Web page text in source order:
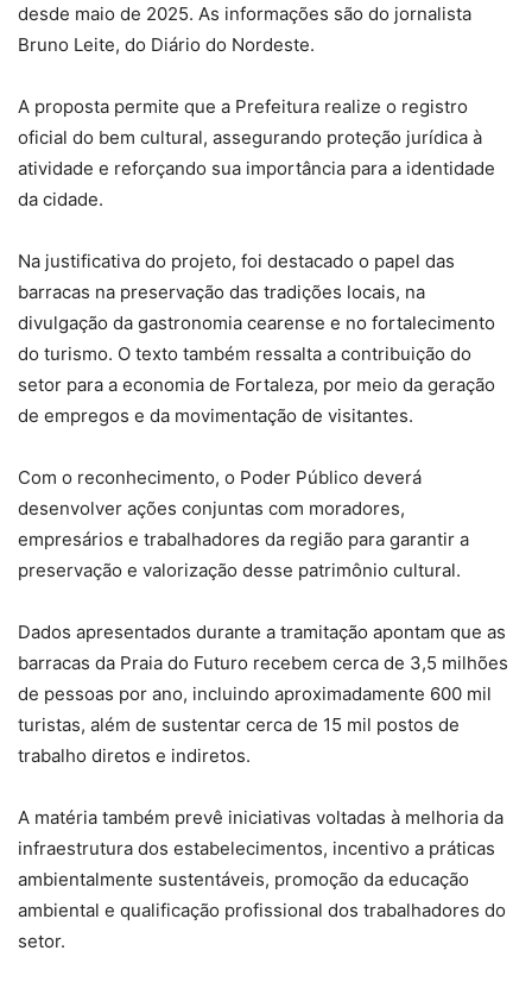
desde maio de 2025. As informações são do jornalista
Bruno Leite, do Diário do Nordeste.
A proposta permite que a Prefeitura realize o registro
oficial do bem cultural, assegurando proteção jurídica à
atividade e reforçando sua importância para a identidade
da cidade.
Na justificativa do projeto, foi destacado o papel das
barracas na preservação das tradições locais, na
divulgação da gastronomia cearense e no fortalecimento
do turismo. O texto também ressalta a contribuição do
setor para a economia de Fortaleza, por meio da geração
de empregos e da movimentação de visitantes.
Com o reconhecimento, o Poder Público deverá
desenvolver ações conjuntas com moradores,
empresários e trabalhadores da região para garantir a
preservação e valorização desse patrimônio cultural.
Dados apresentados durante a tramitação apontam que as
barracas da Praia do Futuro recebem cerca de 3,5 milhões
de pessoas por ano, incluindo aproximadamente 600 mil
turistas, além de sustentar cerca de 15 mil postos de
trabalho diretos e indiretos.
A matéria também prevê iniciativas voltadas à melhoria da
infraestrutura dos estabelecimentos, incentivo a práticas
ambientalmente sustentáveis, promoção da educação
ambiental e qualificação profissional dos trabalhadores do
setor.